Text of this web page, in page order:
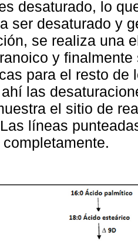
desaturado, lo
ser desaturado y
se realiza una
y
para el resto de
ahí las
el sitio de
líneas